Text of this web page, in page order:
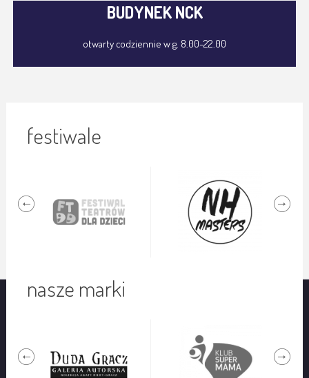
BUDYNEK NCK
otwarty codziennie w g. 8.00-22.00
festiwale
nasze marki